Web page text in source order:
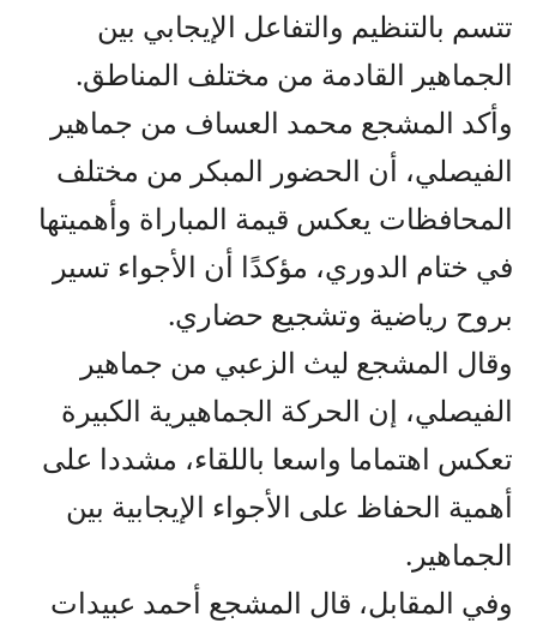
تتسم بالتنظيم والتفاعل الإيجابي بين
الجماهير القادمة من مختلف المناطق.
وأكد المشجع محمد العساف من جماهير
الفيصلي، أن الحضور المبكر من مختلف
المحافظات يعكس قيمة المباراة وأهميتها
في ختام الدوري، مؤكدًا أن الأجواء تسير
بروح رياضية وتشجيع حضاري.
وقال المشجع ليث الزعبي من جماهير
الفيصلي، إن الحركة الجماهيرية الكبيرة
تعكس اهتماما واسعا باللقاء، مشددا على
أهمية الحفاظ على الأجواء الإيجابية بين
الجماهير.
وفي المقابل، قال المشجع أحمد عبيدات